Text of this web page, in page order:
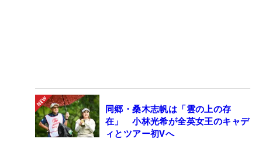
同郷・桑木志帆は「雲の上の存
在」 小林光希が全英女王のキャデ
ィとツアー初Vへ